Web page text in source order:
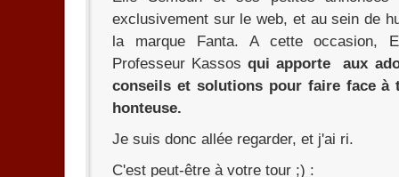
exclusivement sur le web, et au sein de
la marque Fanta. A cette occasion,
Professeur Kassos qui apporte aux
conseils et solutions pour faire face à
honteuse.
Je suis donc allée regarder, et j'ai ri.
C'est peut-être à votre tour ;) :